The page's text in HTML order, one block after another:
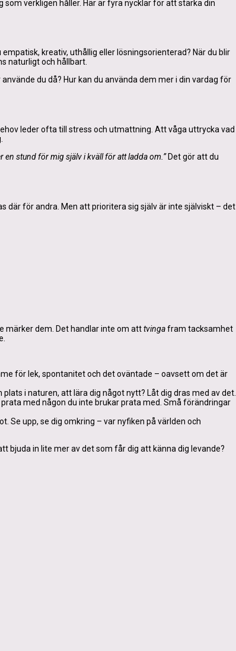
verkligen håller. Här är fyra nycklar för att stärka din
kreativ, uthållig eller lösningsorienterad? När du blir
naturligt och hållbart.
du då? Hur kan du använda dem mer i din vardag för
leder ofta till stress och utmattning. Att våga uttrycka vad
en stund för mig själv i kväll för att ladda om.”Det gör att du
där för andra. Men att prioritera sig själv är inte själviskt – det
märker dem. Det handlar inte om atttvingafram tacksamhet
för lek, spontanitet och det oväntade – oavsett om det är
i naturen, att lära dig något nytt? Låt dig dras med av det.
med någon du inte brukar prata med. Små förändringar
Se upp, se dig omkring – var nyfiken på världen och
bjuda in lite mer av det som får dig att känna dig levande?